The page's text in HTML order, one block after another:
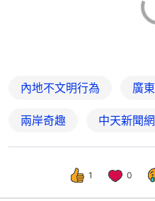
內地不文明行為 廣東
兩岸奇趣 中天新聞網
1 0